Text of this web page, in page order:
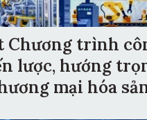
Chương trình
lược, hướng
mại hóa